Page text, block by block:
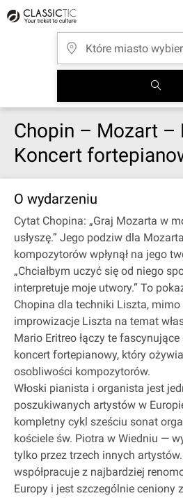
Chopin – Mozart –
Koncert
O wydarzeniu
Cytat Chopina: „Graj Mozarta w
usłyszę.” Jego podziw dla
kompozytorów wpłynął na jego
„Chciałbym uczyć się od niego
interpretuje moje utwory.” To
Chopina dla techniki Liszta, mimo
improwizacje Liszta na temat
Mario Eritreo łączy te
koncert fortepianowy, który
osobliwości kompozytorów.
Włoski pianista i organista jest
poszukiwanych artystów w
kompletny cykl sześciu sonat
kościele św. Piotra w Wiedniu —
tylko przez trzech innych
współpracuje z najbardziej
Europy i jest szczególnie ceniony